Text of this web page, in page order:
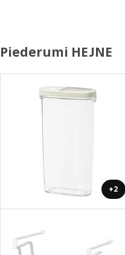
Piederumi HEJNE
+2